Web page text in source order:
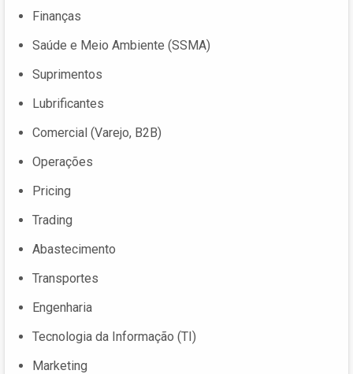
Finanças
Saúde e Meio Ambiente (SSMA)
Suprimentos
Lubrificantes
Comercial (Varejo, B2B)
Operações
Pricing
Trading
Abastecimento
Transportes
Engenharia
Tecnologia da Informação (TI)
Marketing